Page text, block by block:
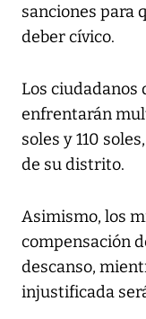
sanciones para
deber cívico.
Los ciudadanos
enfrentarán
soles y 110
de su distrito.
Asimismo, los
compensación
descanso,
injustificada